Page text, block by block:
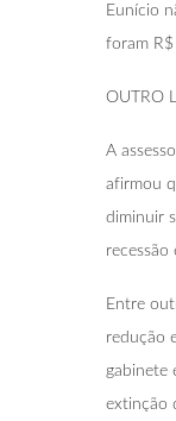
Eunício
foram
OUTRO
A
afirmou
diminuir
recessão
Entre
redução
gabinete
extinção